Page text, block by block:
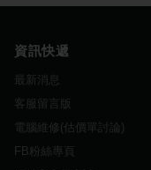
資訊快遞
最新消息
客服留言版
電腦維修(估價單討論)
FB粉絲專頁